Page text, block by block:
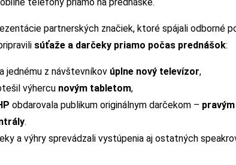
telefóny priamo na prednáške.
partnerských značiek, ktoré spájali odborné
súťaže a darčeky priamo počas prednášok:
jednému z návštevníkov úplne nový televízor,
výhercu novým tabletom,
obdarovala publikum originálnym darčekom –
.
a výhry sprevádzali vystúpenia aj ostatných